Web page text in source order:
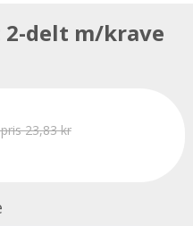
2-delt m/krave
23,83 kr